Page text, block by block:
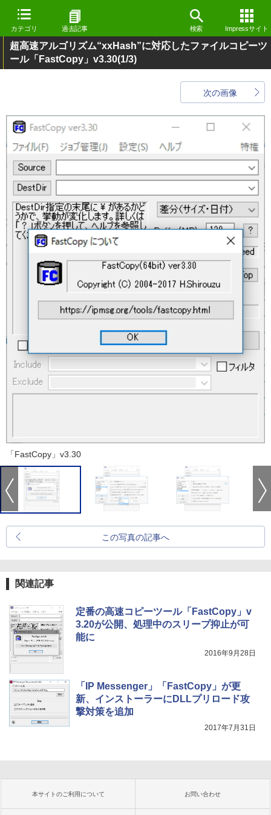
カテゴリ 過去記事 検索 Impressサイト
超高速アルゴリズム“xxHash”に対応したファイルコピーツ
ール「FastCopy」v3.30(1/3)
次の画像
「FastCopy」v3.30
この写真の記事へ
関連記事
定番の高速コピーツール「FastCopy」v
3.20が公開、処理中のスリープ抑止が可
能に
2016年9月28日
「IP Messenger」「FastCopy」が更
新、インストーラーにDLLプリロード攻
撃対策を追加
2017年7月31日
本サイトのご利用について お問い合わせ